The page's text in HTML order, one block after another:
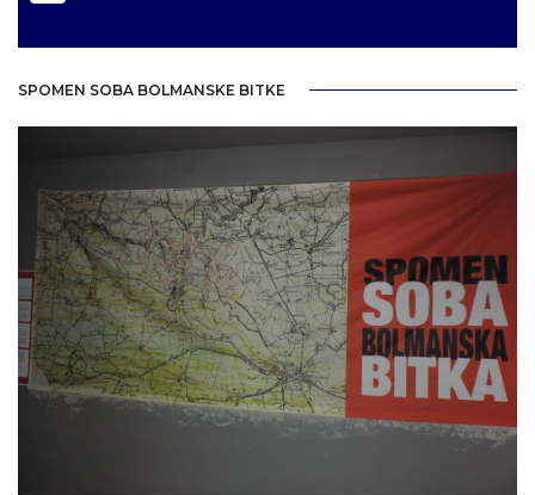
SPOMEN SOBA BOLMANSKE BITKE